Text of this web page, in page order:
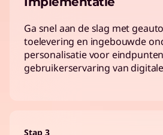
Ga snel aan de slag met
toelevering en ingebouwde
personalisatie voor
gebruikerservaring van
Stap 3